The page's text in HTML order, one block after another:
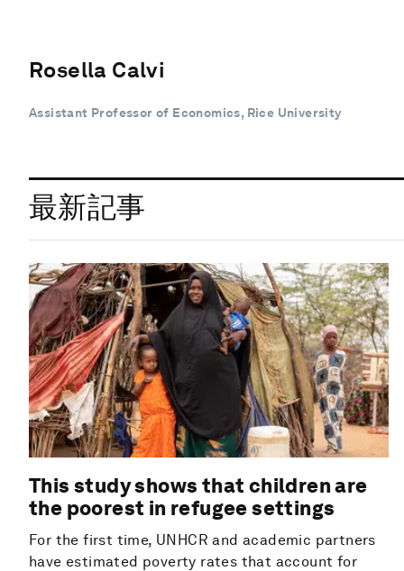
Rosella Calvi
Assistant Professor of Economics, Rice University
最新記事
This study shows that children are
the poorest in refugee settings
For the first time, UNHCR and academic partners
have estimated poverty rates that account for